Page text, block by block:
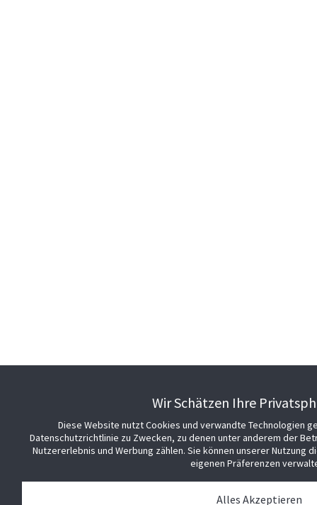
Wir Schätzen Ihre
Diese Website nutzt Cookies und verwandte Technologien
Datenschutzrichtlinie zu Zwecken, zu denen unter anderem der
Nutzererlebnis und Werbung zählen. Sie können unserer Nutzung
eigenen Präferenzen
Alles Akzeptieren